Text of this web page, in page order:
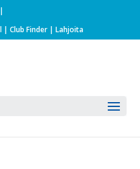
| Club Finder | Lahjoita